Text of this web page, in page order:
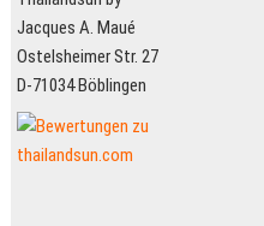
Jacques A. Maué
Ostelsheimer Str. 27
D-71034 Böblingen